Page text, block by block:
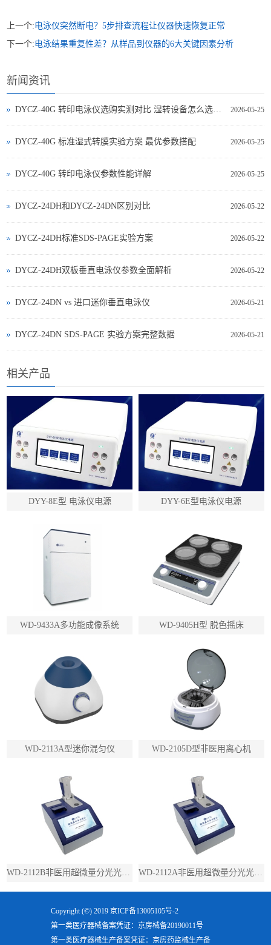
上一个:电泳仪突然断电？5步排查流程让仪器快速恢复正常
下一个:电泳结果重复性差？从样品到仪器的6大关键因素分析
新闻资讯
2026-05-25
DYCZ-40G 转印电泳仪选购实测对比 湿转设备怎么选不踩坑
2026-05-25
DYCZ-40G 标准湿式转膜实验方案 最优参数搭配
2026-05-25
DYCZ-40G 转印电泳仪参数性能详解
2026-05-22
DYCZ-24DH和DYCZ-24DN区别对比
2026-05-22
DYCZ-24DH标准SDS-PAGE实验方案
2026-05-22
DYCZ-24DH双板垂直电泳仪参数全面解析
2026-05-21
DYCZ‑24DN vs 进口迷你垂直电泳仪
2026-05-21
DYCZ‑24DN SDS‑PAGE 实验方案完整数据
相关产品
DYY-8E型 电泳仪电源 DYY-6E型电泳仪电源
WD-9433A多功能成像系统 WD-9405H型 脱色摇床
WD-2113A型迷你混匀仪 WD-2105D型非医用离心机
WD-2112B非医用超微量分光光度计（带荧光） WD-2112A非医用超微量分光光度计（不带荧光）
Copyright (©) 2019 京ICP备13005105号-2
第一类医疗器械备案凭证：京房械备20190011号
第一类医疗器械生产备案凭证：京房药监械生产备